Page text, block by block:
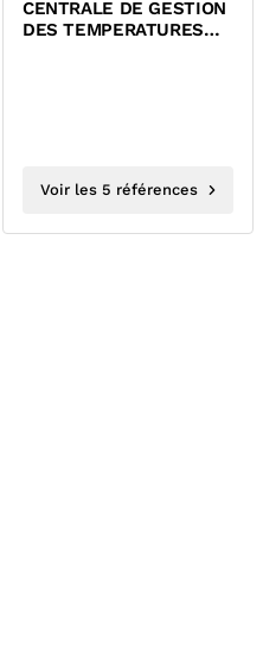
CENTRALE DE GESTION
DES TEMPERATURES
Voir les 5 références